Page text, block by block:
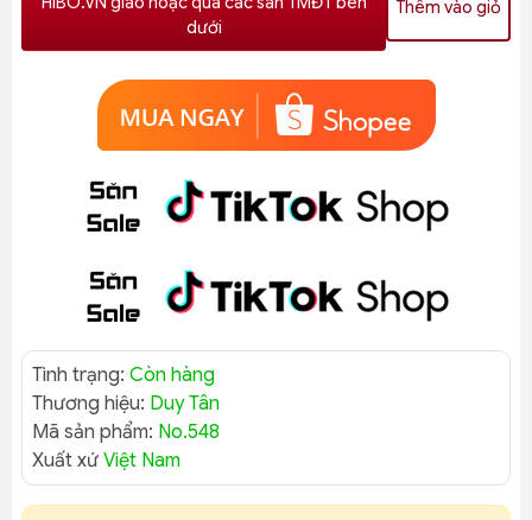
dưới
Thêm vào giỏ
Tình trạng: Còn hàng
Thương hiệu: Duy Tân
Mã sản phẩm: No.548
Xuất xứ Việt Nam